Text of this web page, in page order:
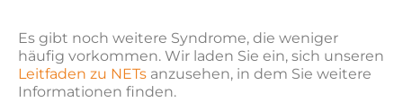
Es gibt noch weitere Syndrome, die weniger
häufig vorkommen. Wir laden Sie ein, sich unseren
Leitfaden zu NETs anzusehen, in dem Sie weitere
Informationen finden.